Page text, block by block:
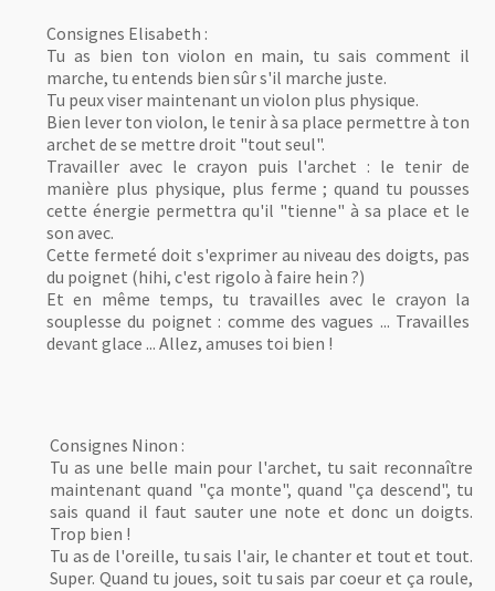
Consignes Elisabeth :
Tu as bien ton violon en main, tu sais comment il
marche, tu entends bien sûr s'il marche juste.
Tu peux viser maintenant un violon plus physique.
Bien lever ton violon, le tenir à sa place permettre à ton
archet de se mettre droit "tout seul".
Travailler avec le crayon puis l'archet : le tenir de
manière plus physique, plus ferme ; quand tu pousses
cette énergie permettra qu'il "tienne" à sa place et le
son avec.
Cette fermeté doit s'exprimer au niveau des doigts, pas
du poignet (hihi, c'est rigolo à faire hein ?)
Et en même temps, tu travailles avec le crayon la
souplesse du poignet : comme des vagues ... Travailles
devant glace ... Allez, amuses toi bien !
Consignes Ninon :
Tu as une belle main pour l'archet, tu sait reconnaître
maintenant quand "ça monte", quand "ça descend", tu
sais quand il faut sauter une note et donc un doigts.
Trop bien !
Tu as de l'oreille, tu sais l'air, le chanter et tout et tout.
Super. Quand tu joues, soit tu sais par coeur et ça roule,